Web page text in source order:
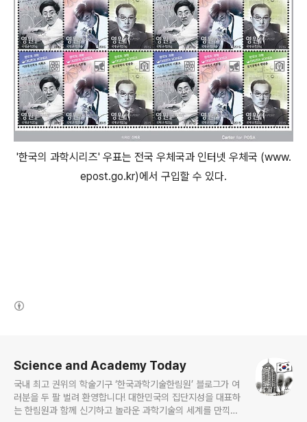
'한국의 과학시리즈' 우표는 전국 우체국과 인터넷 우체국 (www.
epost.go.kr)에서 구입할 수 있다.
Science and Academy Today
국내 최고 권위의 학술기구 ‘한국과학기술한림원’ 블로그가 여
러분을 두 팔 벌려 환영합니다! 대한민국의 집단지성을 대표하
는 한림원과 함께 신기하고 놀라운 과학기술의 세계를 만끽하